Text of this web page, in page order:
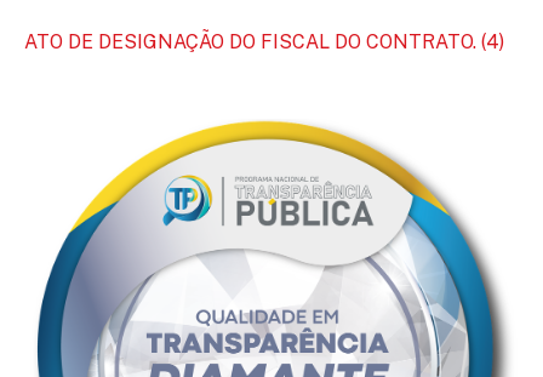
ATO DE DESIGNAÇÃO DO FISCAL DO CONTRATO. (4)